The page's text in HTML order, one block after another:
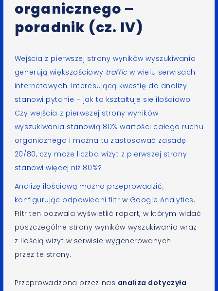
organicznego –
poradnik (cz. IV)
Wejścia z pierwszej strony wyników wyszukiwania
generują większościowy trafficw wielu serwisach
internetowych. Interesującą kwestię do analizy
stanowi pytanie – jak to kształtuje sie ilościowo.
Czy wejścia z pierwszej strony wyników
wyszukiwania stanowią 80% wartości całego ruchu
organicznego i można tu zastosować zasadę
20/80, czy może liczba wizyt z pierwszej strony
stanowi więcej niż 80%?
Analizę ilościową można przeprowadzić,
konfigurując odpowiedni filtr w Google Analytics.
Filtr ten pozwala wyświetlić raport, w którym widać
poszczególne strony wyników wyszukiwania wraz
z ilością wizyt w serwisie wygenerowanych
przez te strony.
Przeprowadzona przez nas analiza dotyczyła